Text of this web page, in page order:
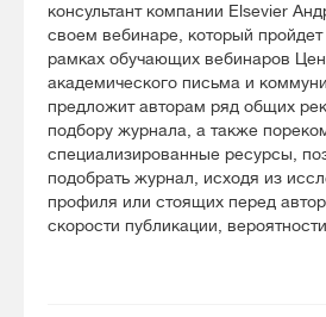
консультант компании Elsevier
своем вебинаре, который
рамках обучающих вебинаров
академического письма и
предложит авторам ряд общих
подбору журнала, а также
специализированные ресурсы,
подобрать журнал, исходя из
профиля или стоящих перед
скорости публикации,